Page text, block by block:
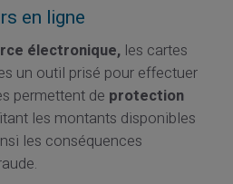
en ligne
électronique,les cartes
un outil prisé pour effectuer
permettent de protection
les montants disponibles
les conséquences